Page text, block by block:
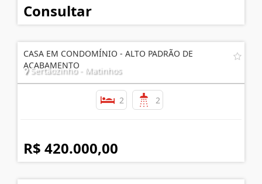
Consultar
CASA EM CONDOMÍNIO - ALTO PADRÃO DE
ACABAMENTO
Sertãozinho - Matinhos
2 2
R$ 420.000,00